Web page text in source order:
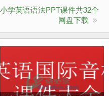
小学英语语法PPT课件共32个
网盘下载